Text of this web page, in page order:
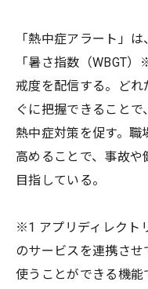
「熱中症アラート」
「暑さ指数（WBGT
戒度を配信する。ど
ぐに把握できることで
熱中症対策を促す。職
高めることで、事故や
目指している。
※1 アプリディレクト
のサービスを連携させ
使うことができる機